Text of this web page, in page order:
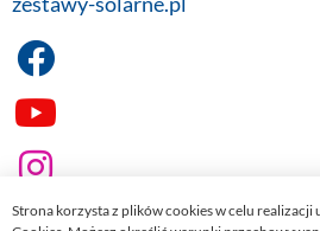
Strona korzysta z plików cookies w celu realizacji